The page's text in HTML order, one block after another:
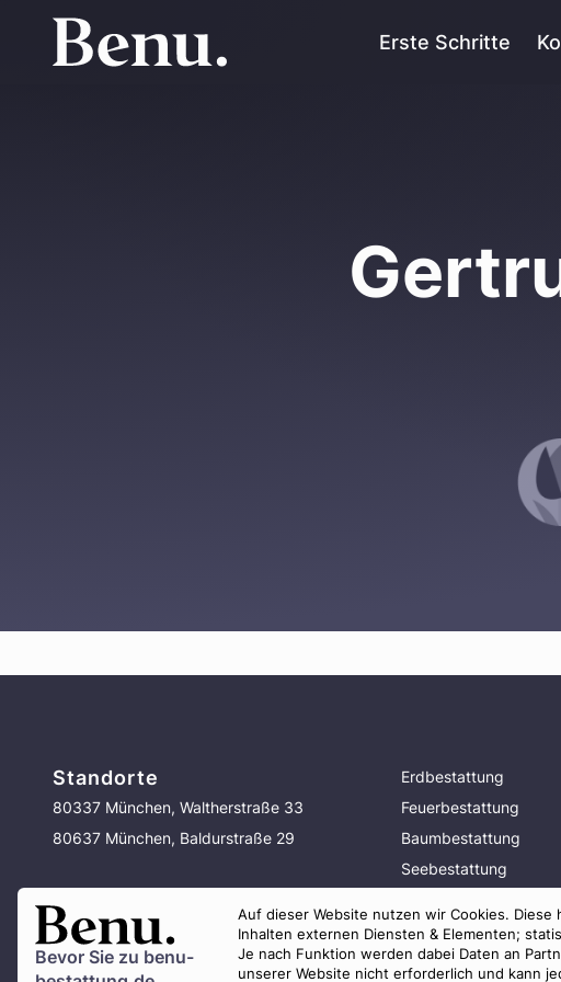
Bevor Sie zu benu-
Auf dieser Website nutzen wir Cookies.
Inhalten externen Diensten & Elementen;
Je nach Funktion werden dabei Daten an
unserer Website nicht erforderlich und kann
Erste Schritte
Standorte
80337 München, Waltherstraße 33
80637 München, Baldurstraße 29
Erdbestattung
Feuerbestattung
Baumbestattung
Seebestattung
Vorsorge